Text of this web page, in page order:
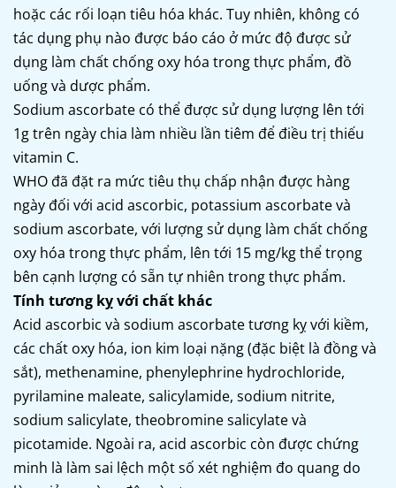
hoặc các rối loạn tiêu hóa khác. Tuy nhiên, không có
tác dụng phụ nào được báo cáo ở mức độ được sử
dụng làm chất chống oxy hóa trong thực phẩm, đồ
uống và dược phẩm.
Sodium ascorbate có thể được sử dụng lượng lên tới
1g trên ngày chia làm nhiều lần tiêm để điều trị thiếu
vitamin C.
WHO đã đặt ra mức tiêu thụ chấp nhận được hàng
ngày đối với acid ascorbic, potassium ascorbate và
sodium ascorbate, với lượng sử dụng làm chất chống
oxy hóa trong thực phẩm, lên tới 15 mg/kg thể trọng
bên cạnh lượng có sẵn tự nhiên trong thực phẩm.
Tính tương kỵ với chất khác
Acid ascorbic và sodium ascorbate tương kỵ với kiềm,
các chất oxy hóa, ion kim loại nặng (đặc biệt là đồng và
sắt), methenamine, phenylephrine hydrochloride,
pyrilamine maleate, salicylamide, sodium nitrite,
sodium salicylate, theobromine salicylate và
picotamide. Ngoài ra, acid ascorbic còn được chứng
minh là làm sai lệch một số xét nghiệm đo quang do